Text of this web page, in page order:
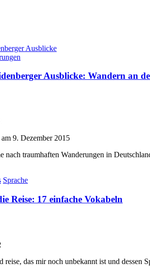
Ausblicke: Wandern an
9. Dezember 2015
nach traumhaften Wanderungen in
Sprache
Reise: 17 einfache Vokabeln
reise, das mir noch unbekannt ist und